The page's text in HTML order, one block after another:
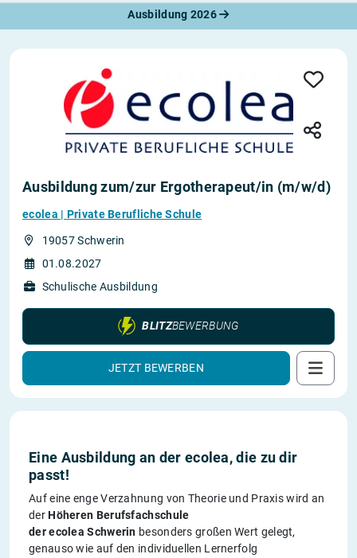
Ausbildung 2026
Ausbildung zum/zur Ergotherapeut/in (m/w/d)
ecolea | Private Berufliche Schule
19057 Schwerin
01.08.2027
Schulische Ausbildung
BLITZBEWERBUNG
JETZT BEWERBEN
Eine Ausbildung an der ecolea, die zu dir
passt!
Auf eine enge Verzahnung von Theorie und Praxis wird an
derHöheren Berufsfachschule
der ecolea Schwerin besonders großen Wert gelegt,
genauso wie auf den individuellen Lernerfolg